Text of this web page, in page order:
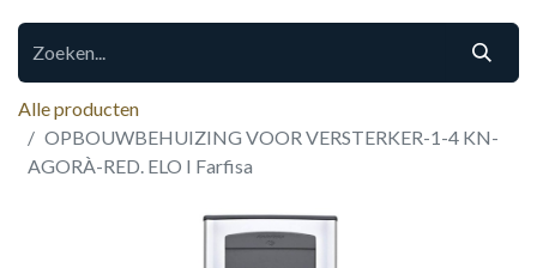
Alle producten
OPBOUWBEHUIZING VOOR VERSTERKER-1-4 KN-
AGORÀ-RED. ELO I Farfisa